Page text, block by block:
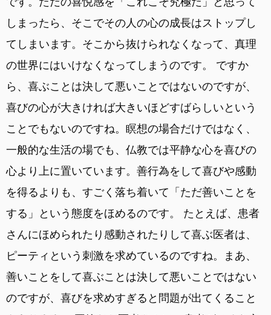
しまったら、そこでその人の心の成長はストップし
てしまいます。そこから抜けられなくなって、真理
の世界にはいけなくなってしまうのです。 ですか
ら、喜ぶことは決して悪いことではないのですが、
喜びの心が大きければ大きいほどすばらしいという
ことでもないのですね。瞑想の場合だけではなく、
一般的な生活の場でも、仏教では平静な心を喜びの
心より上に置いています。善行為をして喜びや感動
を得るよりも、すごく落ち着いて「ただ善いことを
する」という態度をほめるのです。 たとえば、患者
さんにほめられたり感動されたりして喜ぶ医者は、
ピーティという刺激を求めているのですね。まあ、
善いことをして喜ぶことは決して悪いことではない
のですが、喜びを求めすぎると問題が出てくること